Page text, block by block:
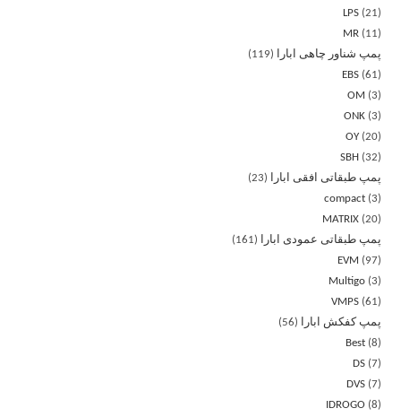
LPS 21
MR
11
پمپ شناور چاهی ابارا
119
EBS 61
OM
3
ONK 3
OY 20
SBH
32
پمپ طبقاتی افقی ابارا
23
compact 3
MATRIX 20
پمپ طبقاتی عمودی ابارا
161
EVM
97
Multigo 3
VMPS 61
پمپ کفکش ابارا
56
Best 8
DS 7
DVS 7
IDROGO
8